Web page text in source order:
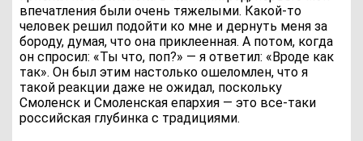
впечатления были очень тяжелыми. Какой-то
человек решил подойти ко мне и дернуть меня за
бороду, думая, что она приклеенная. А потом, когда
он спросил: «Ты что, поп?» — я ответил: «Вроде как
так». Он был этим настолько ошеломлен, что я
такой реакции даже не ожидал, поскольку
Смоленск и Смоленская епархия — это все-таки
российская глубинка с традициями.